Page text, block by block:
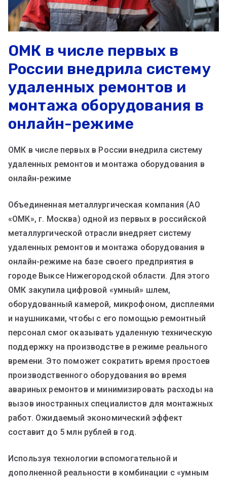
ОМК в числе первых в
России внедрила систему
удаленных ремонтов и
монтажа оборудования в
онлайн-режиме
ОМК в числе первых в России внедрила систему
удаленных ремонтов и монтажа оборудования в
онлайн-режиме
Объединенная металлургическая компания (АО
«ОМК», г. Москва) одной из первых в российской
металлургической отрасли внедряет систему
удаленных ремонтов и монтажа оборудования в
онлайн-режиме на базе своего предприятия в
городе Выксе Нижегородской области. Для этого
ОМК закупила цифровой «умный» шлем,
оборудованный камерой, микрофоном, дисплеями
и наушниками, чтобы с его помощью ремонтный
персонал смог оказывать удаленную техническую
поддержку на производстве в режиме реального
времени. Это поможет сократить время простоев
производственного оборудования во время
авариных ремонтов и минимизировать расходы на
вызов иностранных специалистов для монтажных
работ. Ожидаемый экономический эффект
составит до 5 млн рублей в год.
Используя технологии вспомогательной и
дополненной реальности в комбинации с «умным